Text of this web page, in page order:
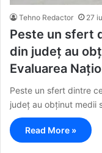
Tehno Redactor 27
Peste un sfert
din județ au
Evaluarea
Peste un sfert dintre
județ au obținut medii
Read More »